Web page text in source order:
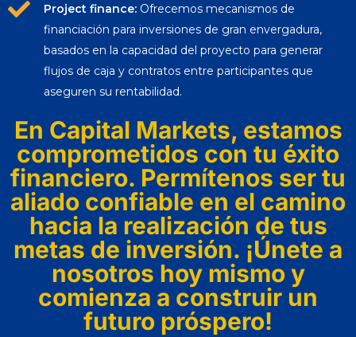
Project finance: Ofrecemos mecanismos de
financiación para inversiones de gran envergadura,
basados en la capacidad del proyecto para generar
flujos de caja y contratos entre participantes que
aseguren su rentabilidad.
En Capital Markets, estamos
comprometidos con tu éxito
financiero. Permítenos ser tu
aliado confiable en el camino
hacia la realización de tus
metas de inversión. ¡Únete a
nosotros hoy mismo y
comienza a construir un
futuro próspero!